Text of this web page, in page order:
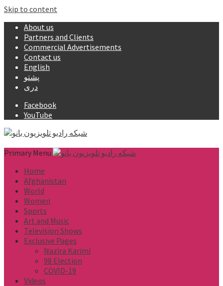
Skip to content
About us
Partners and Clients
Commercial Advertisements
Contact us
English
پشتو
دری
Facebook
YouTube
Primary Menu
Home
Afghanistan
World
Women
Sports
Art and Music
Television Shows
Exclusive Pages
Nazira Karimi
98 Election
COVID-19
Videos